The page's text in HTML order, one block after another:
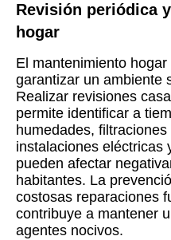
Revisión periódica
hogar
El mantenimiento
garantizar un ambiente
Realizar revisiones
permite identificar a
humedades,
instalaciones eléctricas
pueden afectar
habitantes. La
costosas reparaciones
contribuye a mantener
agentes nocivos.